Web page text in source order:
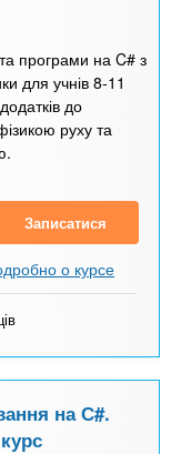
програми на C# з
для учнів 8-11
до
руху та
Записатися
о курсе
на С#.